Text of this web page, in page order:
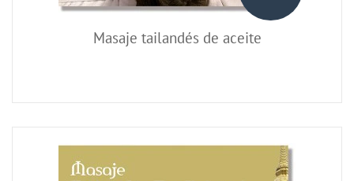
Masaje tailandés de aceite